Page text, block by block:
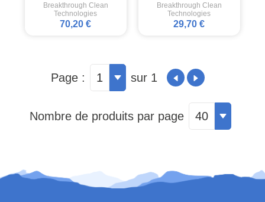
Breakthrough Clean
Technologies
70,20 €
Breakthrough Clean
Technologies
29,70 €
Page : 1 sur 1
Nombre de produits par page 40